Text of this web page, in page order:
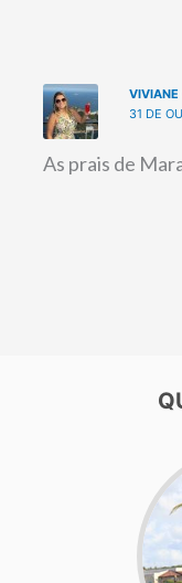
VIVIANE
31 DE
As prais de